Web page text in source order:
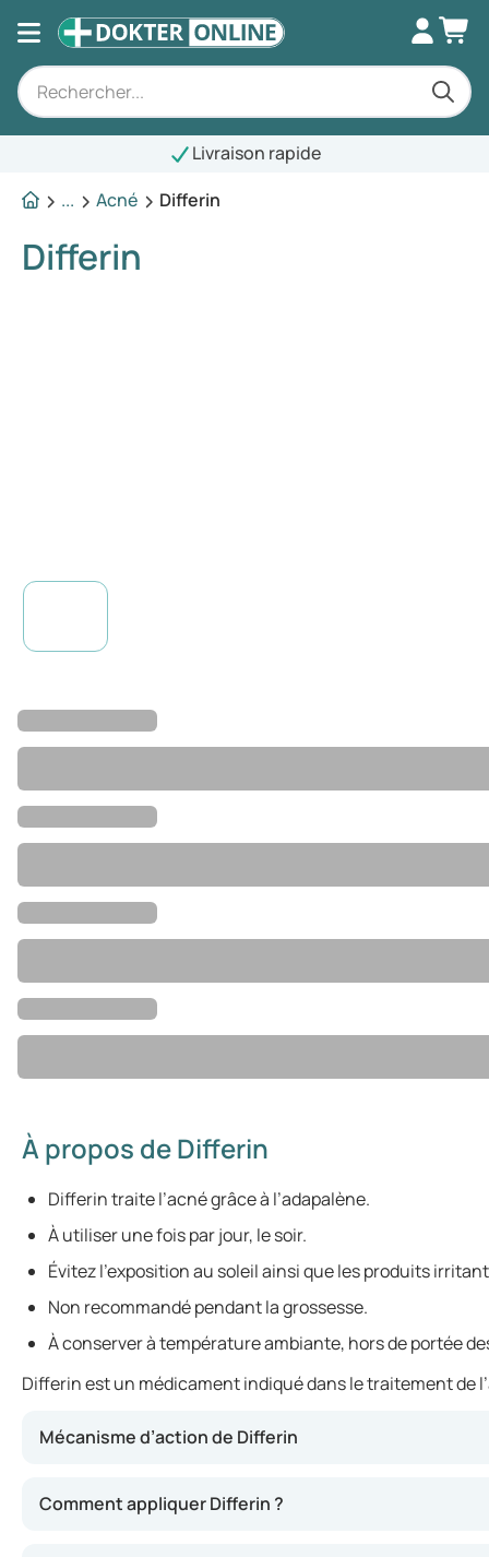
Livraison rapide
...
Acné Differin
Differin
À propos de Differin
Differin traite l’acné grâce à l’adapalène.
À utiliser une fois par jour, le soir.
Évitez l’exposition au soleil ainsi que les produits
Non recommandé pendant la grossesse.
À conserver à température ambiante, hors de portée
Differin est un médicament indiqué dans le traitement de
Mécanisme d’action de Differin
Comment appliquer Differin ?